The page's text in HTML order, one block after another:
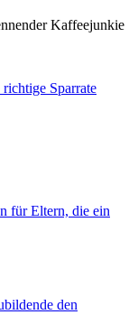
Kaffeejunkie
Sparrate
für Eltern, die ein
den